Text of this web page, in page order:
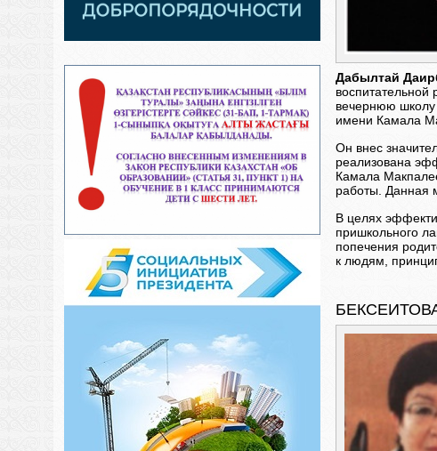
Дабылтай
вечернюю
имени Камала
Он внес
реализована
Камала
работы. Данная
В целях
пришкольного
попечения
к людям,